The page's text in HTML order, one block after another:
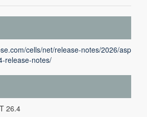
cells/net/release-notes/2026/asp
release-notes/
26.4